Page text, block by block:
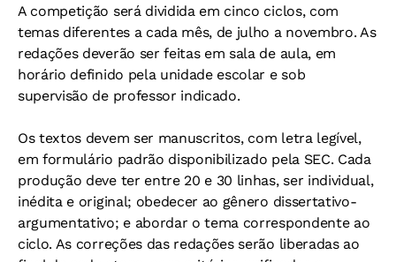
A competição será dividida em cinco ciclos, com
temas diferentes a cada mês, de julho a novembro. As
redações deverão ser feitas em sala de aula, em
horário definido pela unidade escolar e sob
supervisão de professor indicado.
Os textos devem ser manuscritos, com letra legível,
em formulário padrão disponibilizado pela SEC. Cada
produção deve ter entre 20 e 30 linhas, ser individual,
inédita e original; obedecer ao gênero dissertativo-
argumentativo; e abordar o tema correspondente ao
ciclo. As correções das redações serão liberadas ao